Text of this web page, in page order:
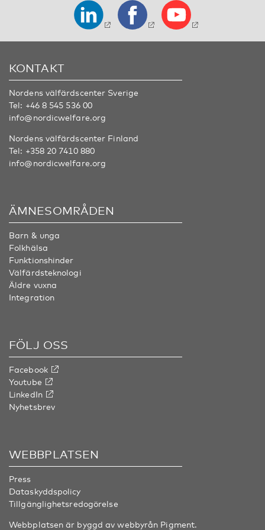
KONTAKT
Nordens välfärdscenter Sverige
Tel: +46 8 545 536 00
info@nordicwelfare.org
Nordens välfärdscenter Finland
Tel: +358 20 7410 880
info@nordicwelfare.org
ÄMNESOMRÅDEN
Barn & unga
Folkhälsa
Funktionshinder
Välfärdsteknologi
Äldre vuxna
Integration
FÖLJ OSS
Facebook
Youtube
LinkedIn
Nyhetsbrev
WEBBPLATSEN
Press
Dataskyddspolicy
Tillgänglighetsredogörelse
Webbplatsen är byggd av webbyrån Pigment.